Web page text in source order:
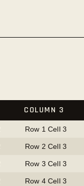
COLUMN 3
Row 1 Cell 3
Row 2 Cell 3
Row 3 Cell 3
Row 4 Cell 3